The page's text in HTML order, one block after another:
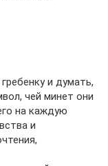
и думать,
чей минет они
на каждую
и